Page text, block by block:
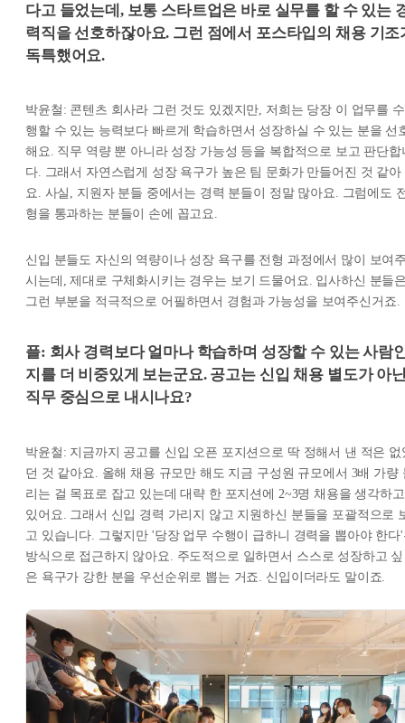
다고 들었는데, 보통 스타트업은 바로 실무를 할 수 있는
력직을 선호하잖아요. 그런 점에서 포스타입의 채용 기조
독특했어요.
박윤철: 콘텐츠 회사라 그런 것도 있겠지만, 저희는 당장 이 업무를 수
행할 수 있는 능력보다 빠르게 학습하면서 성장하실 수 있는 분을 선
해요. 직무 역량 뿐 아니라 성장 가능성 등을 복합적으로 보고 판단합
다. 그래서 자연스럽게 성장 욕구가 높은 팀 문화가 만들어진 것 같아
요. 사실, 지원자 분들 중에서는 경력 분들이 정말 많아요. 그럼에도
형을 통과하는 분들이 손에 꼽고요.
신입 분들도 자신의 역량이나 성장 욕구를 전형 과정에서 많이 보여
시는데, 제대로 구체화시키는 경우는 보기 드물어요. 입사하신 분들
그런 부분을 적극적으로 어필하면서 경험과 가능성을 보여주신거죠.
플: 회사 경력보다 얼마나 학습하며 성장할 수 있는 사람
지를 더 비중있게 보는군요. 공고는 신입 채용 별도가 아
직무 중심으로 내시나요?
박윤철: 지금까지 공고를 신입 오픈 포지션으로 딱 정해서 낸 적은 없
던 것 같아요. 올해 채용 규모만 해도 지금 구성원 규모에서 3배 가량
리는 걸 목표로 잡고 있는데 대략 한 포지션에 2~3명 채용을 생각하고
있어요. 그래서 신입 경력 가리지 않고 지원하신 분들을 포괄적으로
고 있습니다. 그렇지만 '당장 업무 수행이 급하니 경력을 뽑아야 한다
방식으로 접근하지 않아요. 주도적으로 일하면서 스스로 성장하고 싶
은 욕구가 강한 분을 우선순위로 뽑는 거죠. 신입이더라도 말이죠.